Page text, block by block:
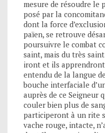
mesure de résoudre le
posé par la
dont la force
païen, se retrouve
poursuivre le combat
saint, mais du très
iront et ils
entendu de la langue
bouche interfaciale
auprès de ce Seigneur
couler bien plus de
participeront à un rite
vache rouge, intacte,